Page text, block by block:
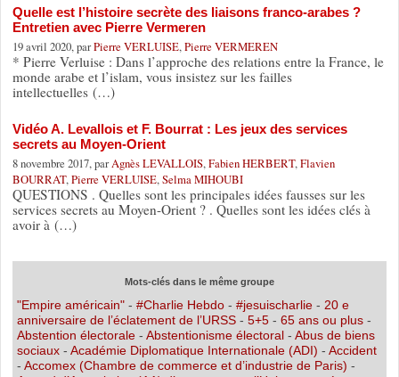
Quelle est l’histoire secrète des liaisons franco-arabes ?
Entretien avec Pierre Vermeren
19 avril 2020, parPierre VERLUISE, Pierre VERMEREN
* Pierre Verluise : Dans l’approche des relations entre la France, le
monde arabe et l’islam, vous insistez sur les failles
intellectuelles (…)
Vidéo A. Levallois et F. Bourrat : Les jeux des services
secrets au Moyen-Orient
8 novembre 2017, parAgnès LEVALLOIS, Fabien HERBERT, Flavien
BOURRAT, Pierre VERLUISE, Selma MIHOUBI
QUESTIONS . Quelles sont les principales idées fausses sur les
services secrets au Moyen-Orient ? . Quelles sont les idées clés à
avoir à (…)
Mots-clés dans le même groupe
"Empire américain"- #Charlie Hebdo- #jesuischarlie- 20 e
anniversaire de l’éclatement de l’URSS- 5+5- 65 ans ou plus-
Abstention électorale- Abstentionisme électoral- Abus de biens
sociaux- Académie Diplomatique Internationale (ADI) - Accident
- Accomex (Chambre de commerce et d’industrie de Paris) -